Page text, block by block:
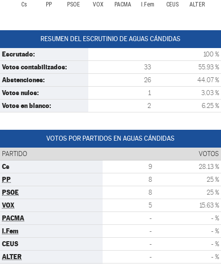
Cs PP PSOE VOX PACMA I.Fem CEUS ALTER
RESUMEN DEL ESCRUTINIO DE AGUAS CÁNDIDAS
Escrutado: 100 %
Votos contabilizados: 33 55.93 %
Abstenciones: 26 44.07 %
Votos nulos: 1 3.03 %
Votos en blanco: 2 6.25 %
VOTOS POR PARTIDOS EN AGUAS CÁNDIDAS
PARTIDO VOTOS
Cs 9 28.13 %
PP 8 25 %
PSOE 8 25 %
VOX 5 15.63 %
PACMA - - %
I.Fem - - %
CEUS - - %
ALTER - - %